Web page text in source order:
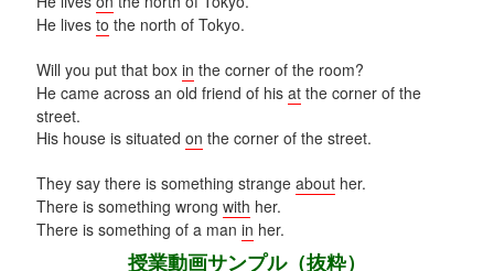
He livesto the north of Tokyo.
Will you put that boxin the corner of the room?
He came across an old friend of hisat the corner of the
street.
His house is situatedon the corner of the street.
They say there is something strangeabout her.
There is something wrongwith her.
There is something of a manin her.
授業動画サンプル（抜粋）